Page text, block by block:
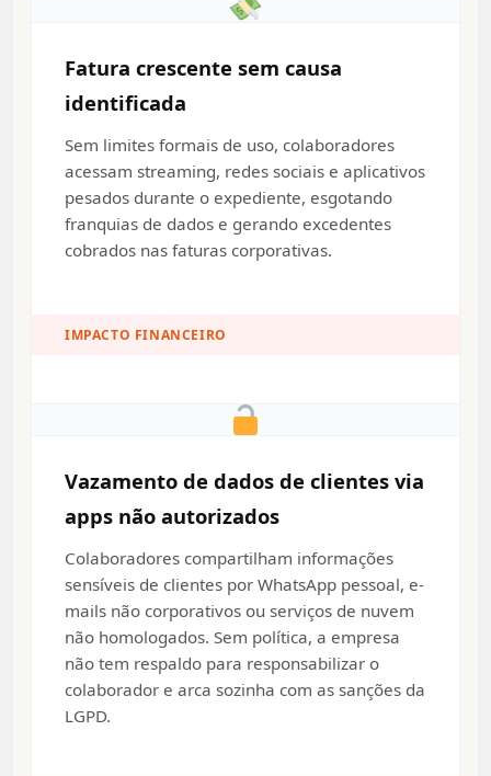
Fatura crescente sem causa
identificada
Sem limites formais de uso, colaboradores
acessam streaming, redes sociais e aplicativos
pesados durante o expediente, esgotando
franquias de dados e gerando excedentes
cobrados nas faturas corporativas.
IMPACTO FINANCEIRO
Vazamento de dados de clientes via
apps não autorizados
Colaboradores compartilham informações
sensíveis de clientes por WhatsApp pessoal, e-
mails não corporativos ou serviços de nuvem
não homologados. Sem política, a empresa
não tem respaldo para responsabilizar o
colaborador e arca sozinha com as sanções da
LGPD.